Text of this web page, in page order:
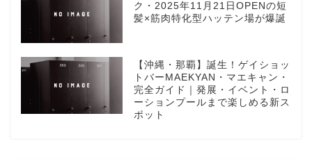
ク・2025年11月21日OPENの短
髪×筋肉特化型ハッテン場が爆誕
【沖縄・那覇】誕生！ゲイショッ
トバーMAEKYAN・マエキャン・
完全ガイド｜発展・イベント・ロ
ーションプールまで楽しめる新ス
ポット